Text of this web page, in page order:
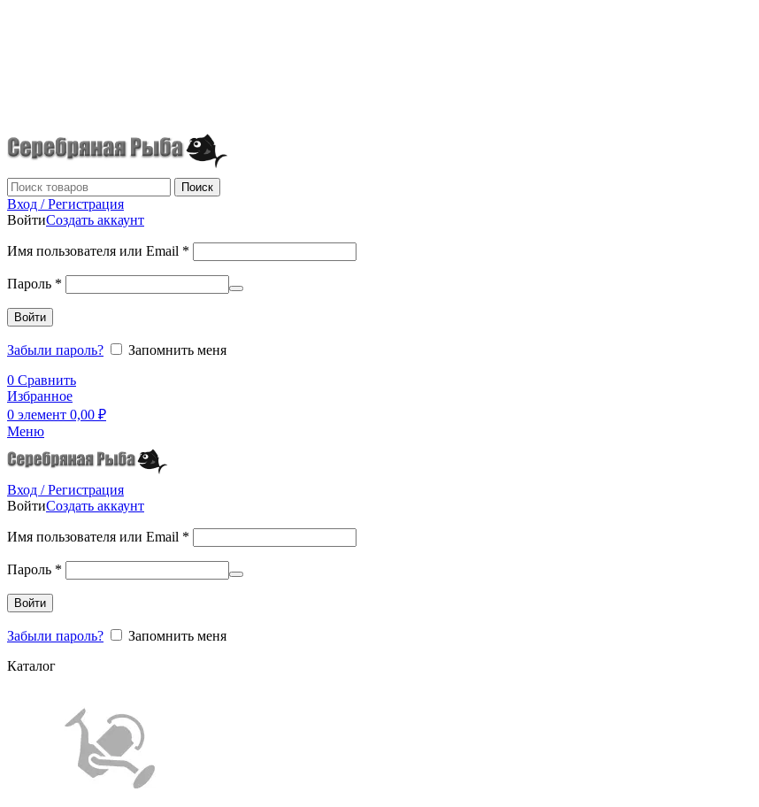
Поиск
Вход / Регистрация
ВойтиСоздать аккаунт
Имя пользователя или Email *
Пароль *
Войти
Забыли пароль?
Запомнить меня
0 Сравнить
Избранное
0 элемент 0,00 ₽
Меню
Вход / Регистрация
ВойтиСоздать аккаунт
Имя пользователя или Email *
Пароль *
Войти
Забыли пароль?
Запомнить меня
Каталог